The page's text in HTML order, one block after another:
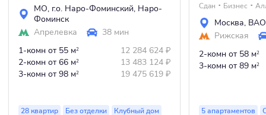
МО, г.о. Наро-Фоминский, Наро-
Фоминск
Апрелевка
38 мин
1-комн от 55 м2 12 284 624 ₽
2-комн от 66 м2 13 483 124 ₽
3-комн от 98 м2 19 475 619 ₽
28 квартир Без отделки
Клубный дом
Сдан Бизнес
Москва, ВАО
Рижская
2-комн от 58 м2
3-комн от 89 м2
5 апартаментов